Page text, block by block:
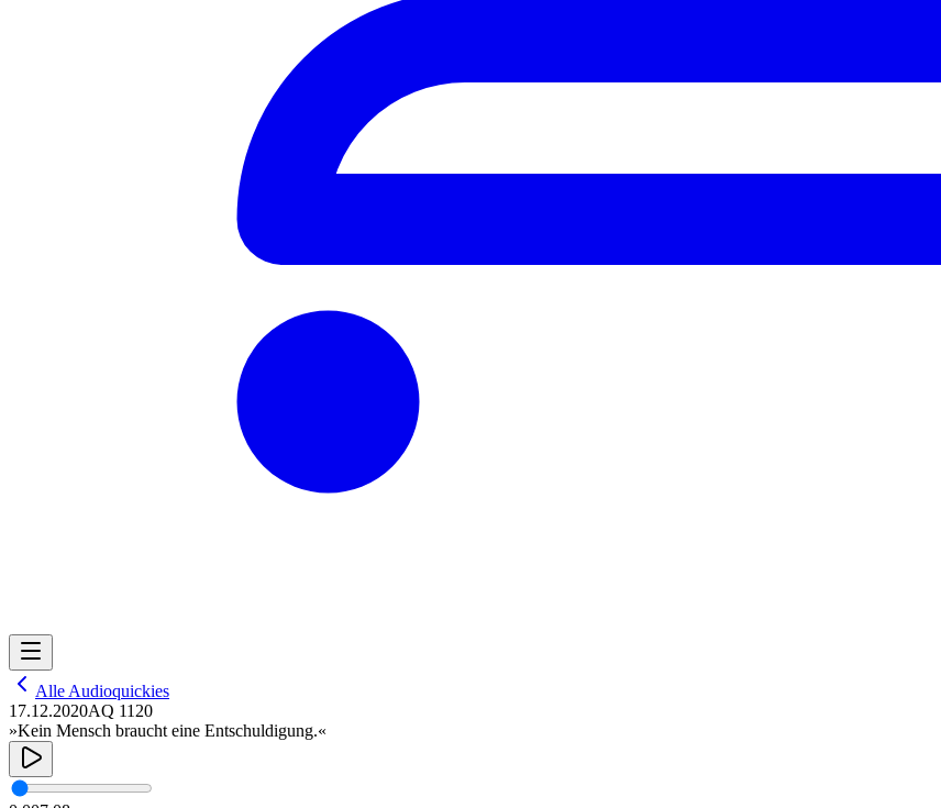
Alle Audioquickies
17.12.2020AQ 1120
»Kein Mensch braucht eine Entschuldigung.«